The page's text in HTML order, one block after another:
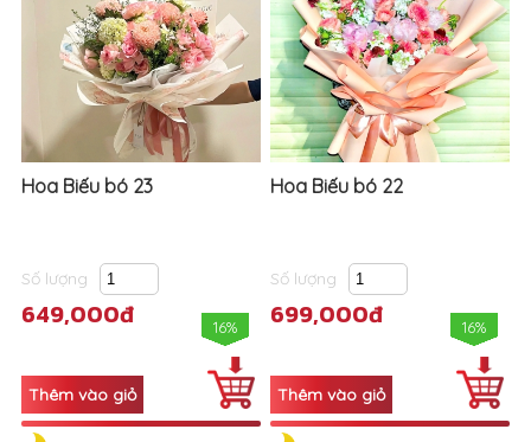
Hoa Biếu bó 23
Số lượng
649,000đ 16%
Hoa Biếu bó 22
Số lượng
699,000đ 16%